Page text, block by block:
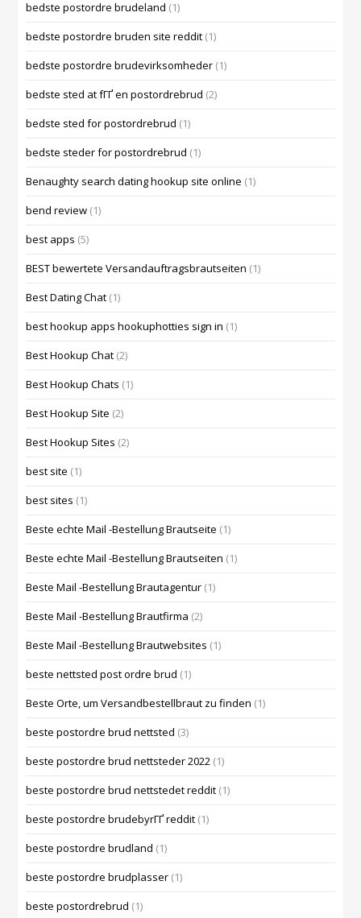
bedste postordre brudeland (1)
bedste postordre bruden site reddit (1)
bedste postordre brudevirksomheder (1)
bedste sted at fГҐ en postordrebrud (2)
bedste sted for postordrebrud (1)
bedste steder for postordrebrud (1)
Benaughty search dating hookup site online (1)
bend review (1)
best apps (5)
BEST bewertete Versandauftragsbrautseiten (1)
Best Dating Chat (1)
best hookup apps hookuphotties sign in (1)
Best Hookup Chat (2)
Best Hookup Chats (1)
Best Hookup Site (2)
Best Hookup Sites (2)
best site (1)
best sites (1)
Beste echte Mail -Bestellung Brautseite (1)
Beste echte Mail -Bestellung Brautseiten (1)
Beste Mail -Bestellung Brautagentur (1)
Beste Mail -Bestellung Brautfirma (2)
Beste Mail -Bestellung Brautwebsites (1)
beste nettsted post ordre brud (1)
Beste Orte, um Versandbestellbraut zu finden (1)
beste postordre brud nettsted (3)
beste postordre brud nettsteder 2022 (1)
beste postordre brud nettstedet reddit (1)
beste postordre brudebyrГҐ reddit (1)
beste postordre brudland (1)
beste postordre brudplasser (1)
beste postordrebrud (1)